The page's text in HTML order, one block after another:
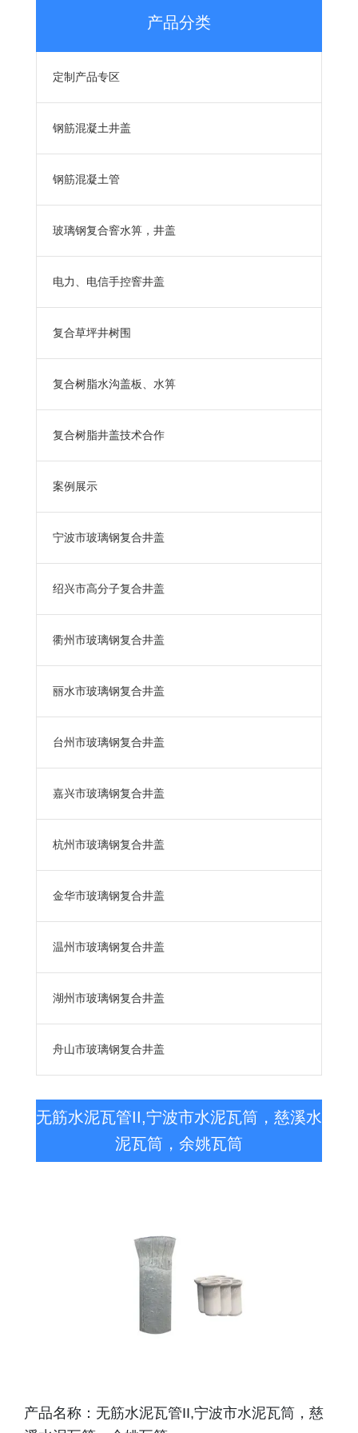
产品分类
定制产品专区
钢筋混凝土井盖
钢筋混凝土管
玻璃钢复合窨水箅，井盖
电力、电信手控窨井盖
复合草坪井树围
复合树脂水沟盖板、水箅
复合树脂井盖技术合作
案例展示
宁波市玻璃钢复合井盖
绍兴市高分子复合井盖
衢州市玻璃钢复合井盖
丽水市玻璃钢复合井盖
台州市玻璃钢复合井盖
嘉兴市玻璃钢复合井盖
杭州市玻璃钢复合井盖
金华市玻璃钢复合井盖
温州市玻璃钢复合井盖
湖州市玻璃钢复合井盖
舟山市玻璃钢复合井盖
无筋水泥瓦管II,宁波市水泥瓦筒，慈溪水
泥瓦筒，余姚瓦筒
产品名称：无筋水泥瓦管II,宁波市水泥瓦筒，慈